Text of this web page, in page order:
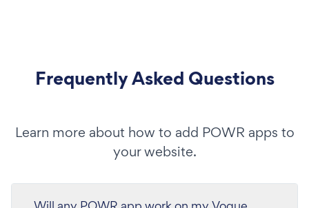
Frequently Asked Questions
Learn more about how to add POWR apps to
your website.